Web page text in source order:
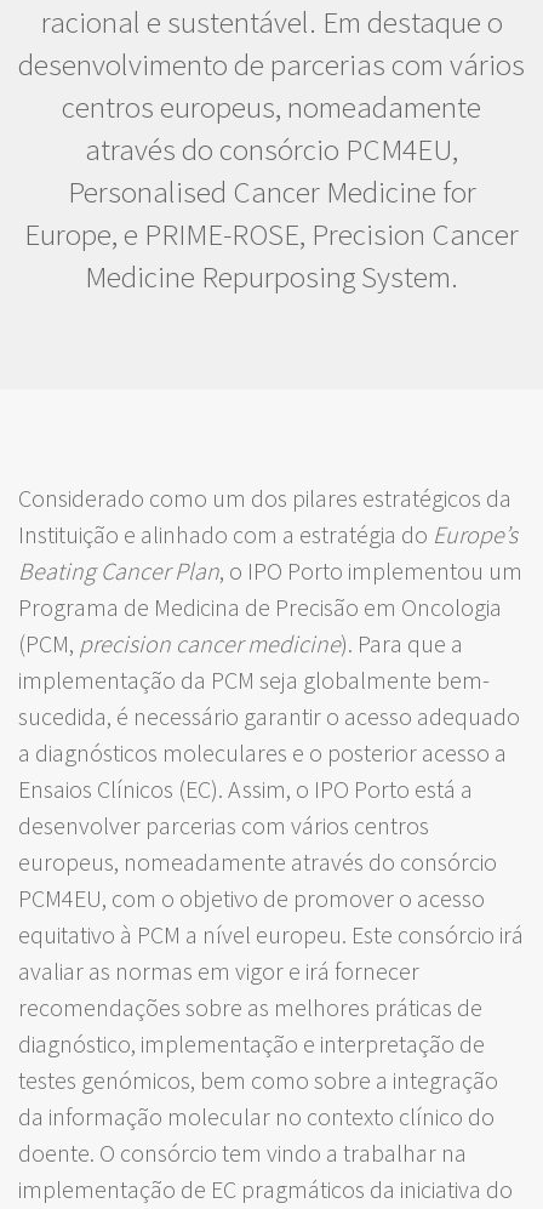
racional e sustentável. Em destaque o
desenvolvimento de parcerias com vários
centros europeus, nomeadamente
através do consórcio PCM4EU,
Personalised Cancer Medicine for
Europe, e PRIME-ROSE, Precision Cancer
Medicine Repurposing System.
Considerado como um dos pilares estratégicos da
Instituição e alinhado com a estratégia do Europe’s
Beating Cancer Plan, o IPO Porto implementou um
Programa de Medicina de Precisão em Oncologia
(PCM, precision cancer medicine). Para que a
implementação da PCM seja globalmente bem-
sucedida, é necessário garantir o acesso adequado
a diagnósticos moleculares e o posterior acesso a
Ensaios Clínicos (EC). Assim, o IPO Porto está a
desenvolver parcerias com vários centros
europeus, nomeadamente através do consórcio
PCM4EU, com o objetivo de promover o acesso
equitativo à PCM a nível europeu. Este consórcio irá
avaliar as normas em vigor e irá fornecer
recomendações sobre as melhores práticas de
diagnóstico, implementação e interpretação de
testes genómicos, bem como sobre a integração
da informação molecular no contexto clínico do
doente. O consórcio tem vindo a trabalhar na
implementação de EC pragmáticos da iniciativa do